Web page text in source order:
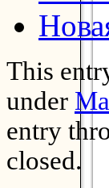
This
under
entry
closed.